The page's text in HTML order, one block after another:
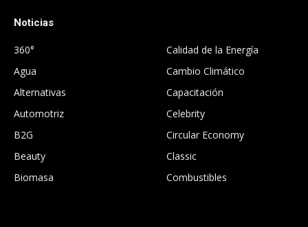
Noticias
360°
Agua
Alternativas
Automotriz
B2G
Beauty
Biomasa
Calidad de la Energía
Cambio Climático
Capacitación
Celebrity
Circular Economy
Classic
Combustibles